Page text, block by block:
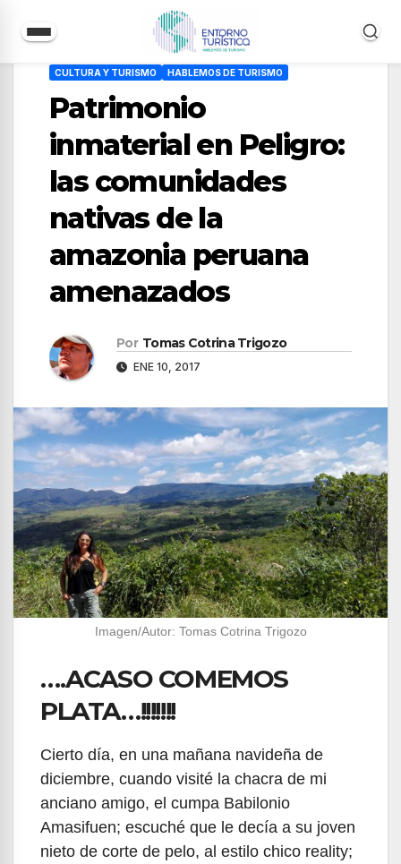
contenido
CULTURA Y TURISMO HABLEMOS DE TURISMO
Patrimonio
inmaterial en Peligro:
las comunidades
nativas de la
amazonia peruana
amenazados
Por Tomas Cotrina Trigozo
ENE 10, 2017
Imagen/Autor: Tomas Cotrina Trigozo
….ACASO COMEMOS
PLATA…!!!!!!!
Cierto día, en una mañana navideña de
diciembre, cuando visité la chacra de mi
anciano amigo, el cumpa Babilonio
Amasifuen; escuché que le decía a su joven
nieto de corte de pelo, al estilo chico reality;